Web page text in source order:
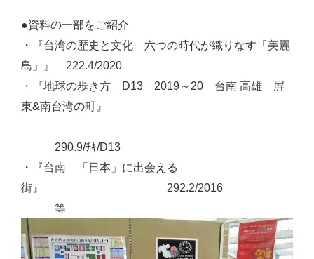
●資料の一部をご紹介
・『台湾の歴史と文化 六つの時代が織りなす「美麗
島」』 222.4/2020
・『地球の歩き方 D13 2019～20 台南 高雄 屛
東&南台湾の町』
290.9/ﾁｷ/D13
・『台南 「日本」に出会える
街』 292.2/2016
等